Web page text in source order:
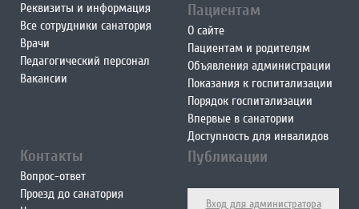
Реквизиты и информация
Все сотрудники санатория
Врачи
Педагогический персонал
Вакансии
Пациентам
О сайте
Пациентам и родителям
Объявления администрации
Показания к госпитализации
Порядок госпитализации
Впервые в санатории
Доступность для инвалидов
Контакты
Вопрос-ответ
Проезд до санатория
Публикации
Вход для администратора